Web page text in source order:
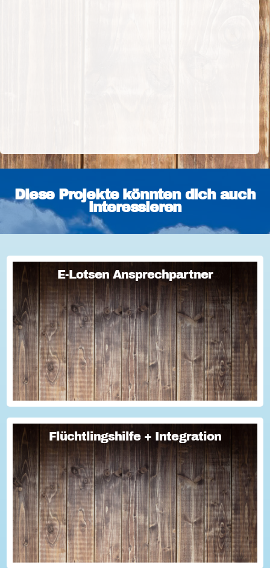
Diese Projekte könnten dich auch
interessieren
E-Lotsen Ansprechpartner
E-Lotsen Ansprechpartner
Teaser E-Lotsen Ansprechpartner...
Flüchtlingshilfe + Integration
Flüchtlingshilfe + Integration
Viele Menschen engagieren sich freiwillig in der
Flüchtlingshilfe und Integrationsprogrammen. Damit in der
Praxis alles reibungslos klappt und die
Integrationsarbeit optimal unterstützt wird, gibt ...